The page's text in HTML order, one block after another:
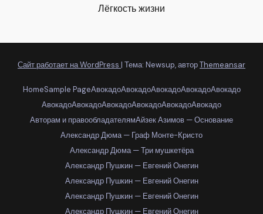
Лёгкость жизни
Сайт работает на WordPress | Тема: Newsup, авторThemeansar
HomeSample PageАвокадоАвокадоАвокадоАвокадоАвокадо
АвокадоАвокадоАвокадоАвокадоАвокадоАвокадо
Авторам и правообладателямАйзек Азимов — Основание
Александр Дюма — Граф Монте-Кристо
Александр Дюма — Три мушкетёра
Александр Пушкин — Евгений Онегин
Александр Пушкин — Евгений Онегин
Александр Пушкин — Евгений Онегин
Александр Пушкин — Евгений Онегин